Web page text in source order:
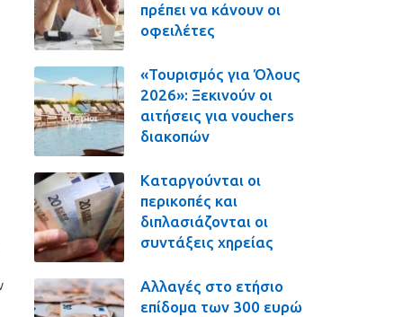
πρέπει να κάνουν οι
οφειλέτες
«Τουρισμός για Όλους
2026»: Ξεκινούν οι
αιτήσεις για vouchers
διακοπών
Καταργούνται οι
περικοπές και
διπλασιάζονται οι
συντάξεις χηρείας
Αλλαγές στο ετήσιο
επίδομα των 300 ευρώ